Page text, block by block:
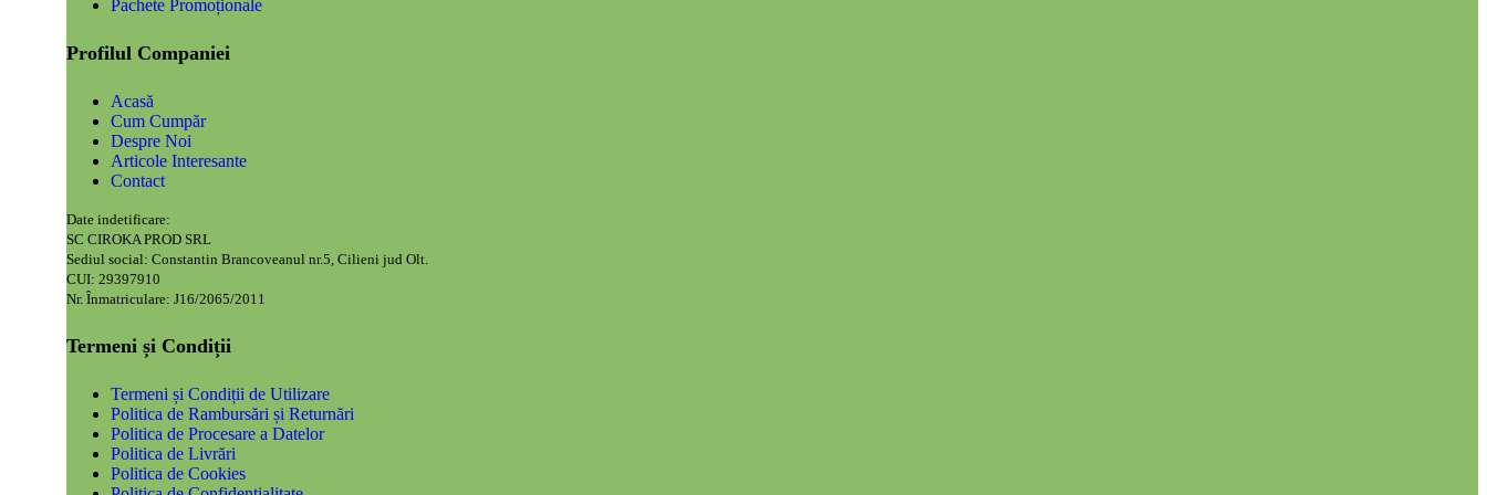
Pachete Promoționale
Profilul Companiei
Acasă
Cum Cumpăr
Despre Noi
Articole Interesante
Contact
Date indetificare:
SC CIROKA PROD SRL
Sediul social: Constantin Brancoveanul nr.5, Cilieni jud Olt.
CUI: 29397910
Nr. Înmatriculare: J16/2065/2011
Termeni și Condiții
Termeni și Condiții de Utilizare
Politica de Rambursări și Returnări
Politica de Procesare a Datelor
Politica de Livrări
Politica de Cookies